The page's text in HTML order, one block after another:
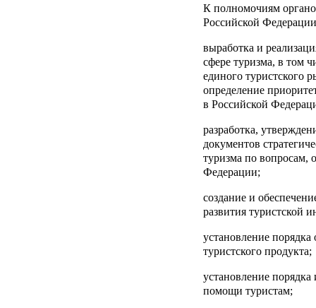
К полномочиям
Российской
выработка и
сфере туризма, в том
единого туристского
определение
в Российской
разработка,
документов
туризма по вопросам,
Федерации;
создание и
развития туристской
установление порядка
туристского продукта;
установление
помощи туристам;